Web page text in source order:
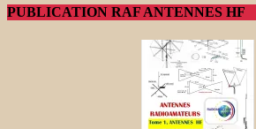
PUBLICATION RAF ANTENNES HF